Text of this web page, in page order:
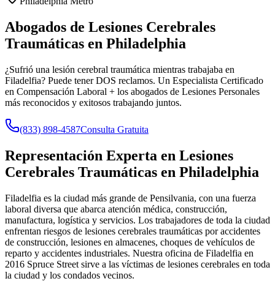
Abogados de Lesiones Cerebrales
Traumáticas en Philadelphia
¿Sufrió una lesión cerebral traumática mientras trabajaba en
Filadelfia? Puede tener DOS reclamos. Un Especialista Certificado
en Compensación Laboral + los abogados de Lesiones Personales
más reconocidos y exitosos trabajando juntos.
(833) 898-4587Consulta Gratuita
Representación Experta en Lesiones
Cerebrales Traumáticas en Philadelphia
Filadelfia es la ciudad más grande de Pensilvania, con una fuerza
laboral diversa que abarca atención médica, construcción,
manufactura, logística y servicios. Los trabajadores de toda la ciudad
enfrentan riesgos de lesiones cerebrales traumáticas por accidentes
de construcción, lesiones en almacenes, choques de vehículos de
reparto y accidentes industriales. Nuestra oficina de Filadelfia en
2016 Spruce Street sirve a las víctimas de lesiones cerebrales en toda
la ciudad y los condados vecinos.